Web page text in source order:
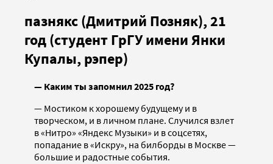
пазнякс (Дмитрий Позняк), 21
год (студент ГрГУ имени Янки
Купалы, рэпер)
— Каким ты запомнил 2025 год?
— Мостиком к хорошему будущему и в
творческом, и в личном плане. Случился взлет
в «Нитро» «Яндекс Музыки» и в соцсетях,
попадание в «Искру», на билборды в Москве —
большие и радостные события.